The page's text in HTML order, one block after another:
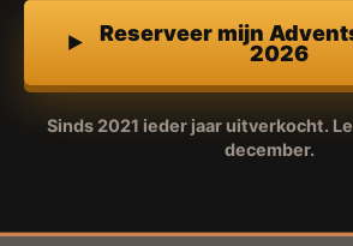
Reserveer mijn
2026
Sinds 2021 ieder jaar uitverkocht.
december.